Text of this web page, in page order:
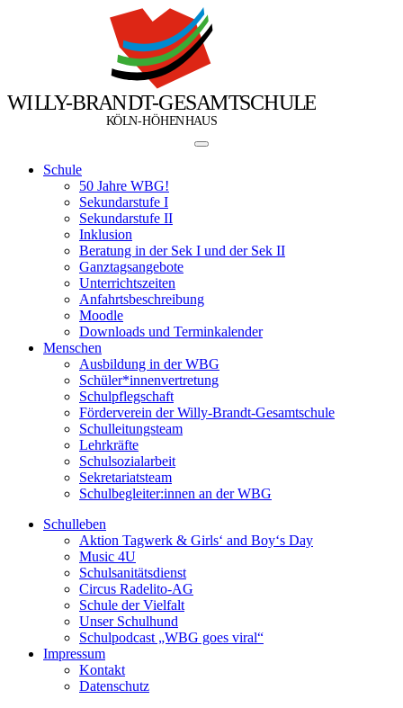
WILLY-BRANDT-GESAMTSCHULE
KÖLN-HÖHENHAUS
Schule
50 Jahre WBG!
Sekundarstufe I
Sekundarstufe II
Inklusion
Beratung in der Sek I und der Sek II
Ganztagsangebote
Unterrichtszeiten
Anfahrtsbeschreibung
Moodle
Downloads und Terminkalender
Menschen
Ausbildung in der WBG
Schüler*innenvertretung
Schulpflegschaft
Förderverein der Willy-Brandt-Gesamtschule
Schulleitungsteam
Lehrkräfte
Schulsozialarbeit
Sekretariatsteam
Schulbegleiter:innen an der WBG
Schulleben
Aktion Tagwerk & Girls‘ and Boy‘s Day
Music 4U
Schulsanitätsdienst
Circus Radelito-AG
Schule der Vielfalt
Unser Schulhund
Schulpodcast „WBG goes viral“
Impressum
Kontakt
Datenschutz